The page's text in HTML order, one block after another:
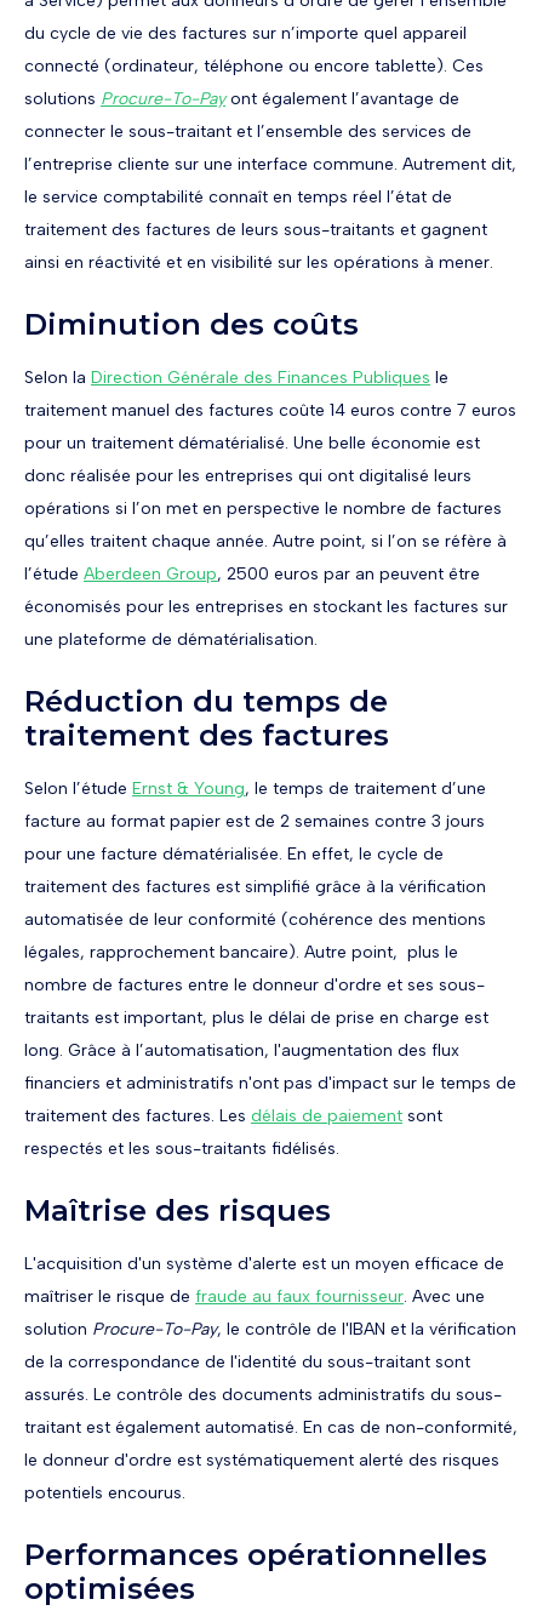
du cycle de vie des factures sur n’importe quel appareil
connecté (ordinateur, téléphone ou encore tablette). Ces
solutions Procure-To-Payont également l’avantage de
connecter le sous-traitant et l’ensemble des services de
l’entreprise cliente sur une interface commune. Autrement dit,
le service comptabilité connaît en temps réel l’état de
traitement des factures de leurs sous-traitants et gagnent
ainsi en réactivité et en visibilité sur les opérations à mener.
Diminution des coûts
Selon la Direction Générale des Finances Publiques le
traitement manuel des factures coûte 14 euros contre 7 euros
pour un traitement dématérialisé. Une belle économie est
donc réalisée pour les entreprises qui ont digitalisé leurs
opérations si l’on met en perspective le nombre de factures
qu’elles traitent chaque année. Autre point, si l’on se réfère à
l’étude Aberdeen Group, 2500 euros par an peuvent être
économisés pour les entreprises en stockant les factures sur
une plateforme de dématérialisation.
Réduction du temps de
traitement des factures
Selon l’étude Ernst & Young, le temps de traitement d’une
facture au format papier est de 2 semaines contre 3 jours
pour une facture dématérialisée. En effet, le cycle de
traitement des factures est simplifié grâce à la vérification
automatisée de leur conformité (cohérence des mentions
légales, rapprochement bancaire). Autre point, plus le
nombre de factures entre le donneur d'ordre et ses sous-
traitants est important, plus le délai de prise en charge est
long. Grâce à l’automatisation, l'augmentation des flux
financiers et administratifs n'ont pas d'impact sur le temps de
traitement des factures. Les délais de paiement sont
respectés et les sous-traitants fidélisés.
Maîtrise des risques
L'acquisition d'un système d'alerte est un moyen efficace de
maîtriser le risque de fraude au faux fournisseur. Avec une
solution Procure-To-Pay, le contrôle de l'IBAN et la vérification
de la correspondance de l'identité du sous-traitant sont
assurés. Le contrôle des documents administratifs du sous-
traitant est également automatisé. En cas de non-conformité,
le donneur d'ordre est systématiquement alerté des risques
potentiels encourus.
Performances opérationnelles
optimisées